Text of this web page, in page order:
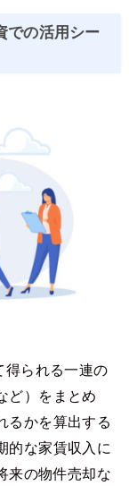
での活用シー
得られる一連の
ど）をまとめ
るかを算出する
的な家賃収入に
来の物件売却な